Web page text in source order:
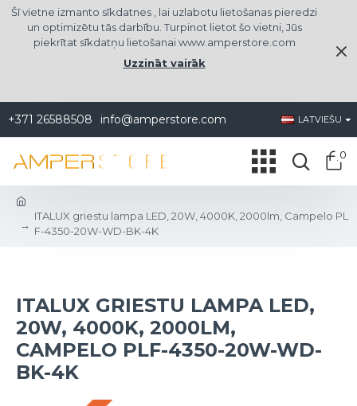
Šī vietne izmanto sīkdatnes , lai uzlabotu lietošanas pieredzi
un optimizētu tās darbību. Turpinot lietot šo vietni, Jūs
piekrītat sīkdatņu lietošanai www.amperstore.com
Uzzināt vairāk
+371 26588508 info@amperstore.com LATVIEŠU
0
ITALUX griestu lampa LED, 20W, 4000K, 2000lm, Campelo PL
F-4350-20W-WD-BK-4K
ITALUX GRIESTU LAMPA LED,
20W, 4000K, 2000LM,
CAMPELO PLF-4350-20W-WD-
BK-4K